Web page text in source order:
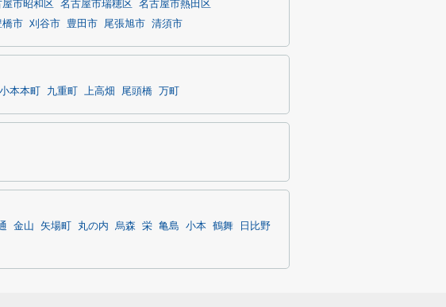
市昭和区 名古屋市瑞穂区
名古屋市熱田区
橋市 刈谷市 豊田市 尾張旭市 清須市
小本本町 九重町 上高畑 尾頭橋 万町
金山 矢場町 丸の内 烏森 栄 亀島 小本 鶴舞
日比野